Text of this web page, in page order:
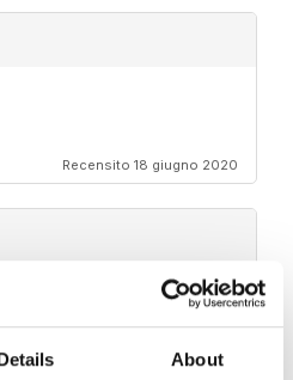
About
Recensito 18 giugno 2020
Recensito 04 aprile 2020